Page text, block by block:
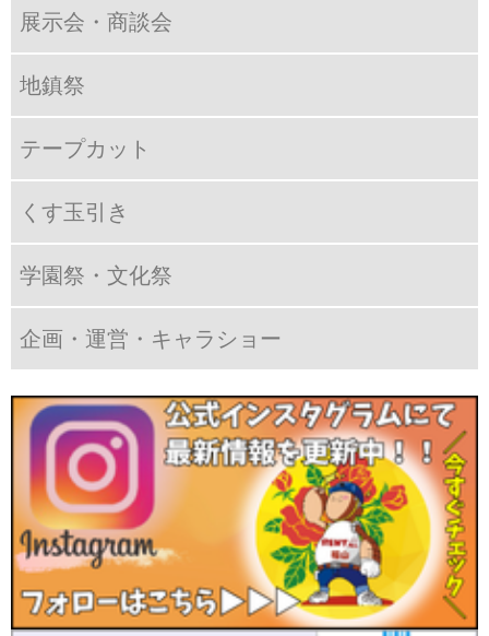
展示会・商談会
地鎮祭
テープカット
くす玉引き
学園祭・文化祭
企画・運営・キャラショー